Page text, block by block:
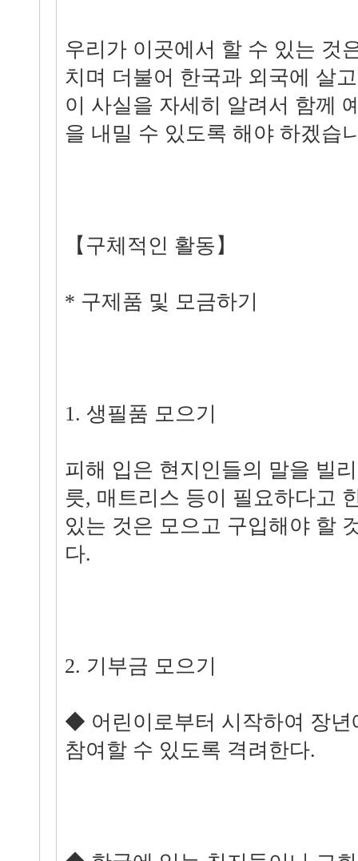
우리가 이곳에서 할 수 있는 것
치며 더불어 한국과 외국에 살
이 사실을 자세히 알려서 함께
을 내밀 수 있도록 해야 하겠습
【구체적인 활동】
* 구제품 및 모금하기
1. 생필품 모으기
피해 입은 현지인들의 말을 빌
릇, 매트리스 등이 필요하다고
있는 것은 모으고 구입해야 할
다.
2. 기부금 모으기
◆ 어린이로부터 시작하여 장년
참여할 수 있도록 격려한다.